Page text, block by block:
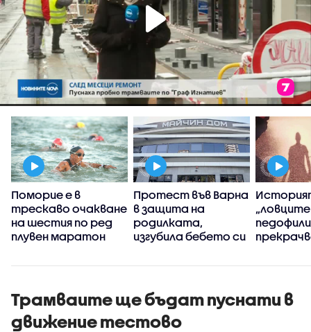
Поморие е в
трескаво очакване
на шестия по ред
плувен маратон
Протест във Варна
в защита на
родилката,
изгубила бебето си
раждането
Трамваите ще бъдат пуснати в
движение тестово